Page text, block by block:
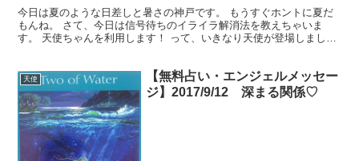
今日は夏のような日差しと暑さの神戸です。 もうすぐホントに夏だ
もんね。 さて、今日は信号待ちのイライラ解消法を教えちゃいま
す。 天使ちゃんを利用します！ って、いきなり天使が登場しまし
天使
【無料占い・エンジェルメッセー
ジ】2017/9/12 深まる関係♡